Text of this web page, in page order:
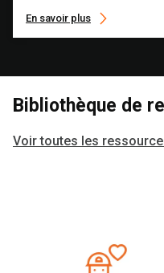
En savoir plus
Bibliothèque de
Voir toutes les